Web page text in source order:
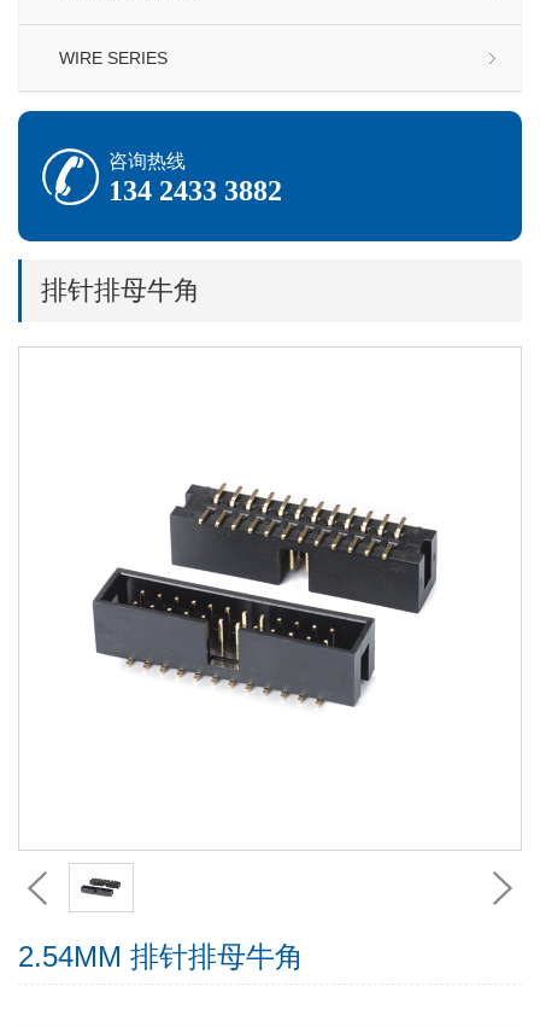
WIRE SERIES
咨询热线
134 2433 3882
排针排母牛角
2.54MM 排针排母牛角